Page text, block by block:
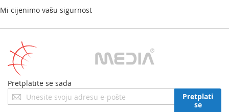
Mi cijenimo vašu sigurnost
Pretplatite se sada
Prijavite
se
Pretplati
se